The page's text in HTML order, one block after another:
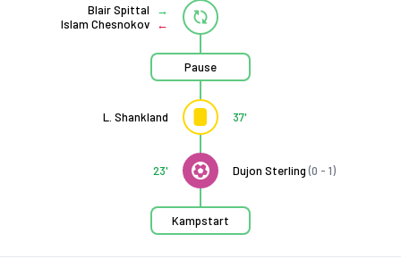
Blair Spittal
Islam Chesnokov
Pause
L. Shankland 37'
Dujon Sterling (0 - 1)
23'
Kampstart